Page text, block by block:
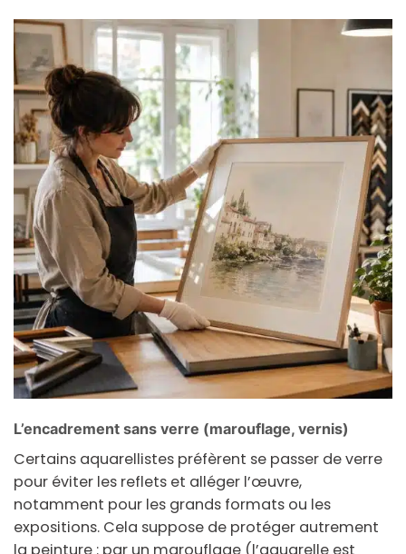
L’encadrement sans verre (marouflage, vernis)
Certains aquarellistes préfèrent se passer de verre
pour éviter les reflets et alléger l’œuvre,
notamment pour les grands formats ou les
expositions. Cela suppose de protéger autrement